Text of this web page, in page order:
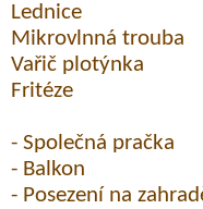
Lednice
Mikrovlnná trouba
Vařič plotýnka
Fritéze
- Společná pračka
- Balkon
- Posezení na